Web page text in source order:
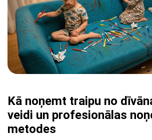
Kā noņemt traipu no
veidi un profesionālas
metodes